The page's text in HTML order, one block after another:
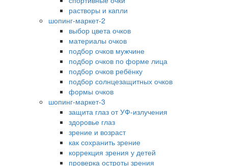
растворы и капли
шопинг-маркет-2
выбор цвета очков
материалы очков
подбор очков мужчине
подбор очков по форме лица
подбор очков ребёнку
подбор солнцезащитных очков
формы очков
шопинг-маркет-3
защита глаз от УФ-излучения
здоровье глаз
зрение и возраст
как сохранить зрение
коррекция зрения у детей
проверка остроты зрения